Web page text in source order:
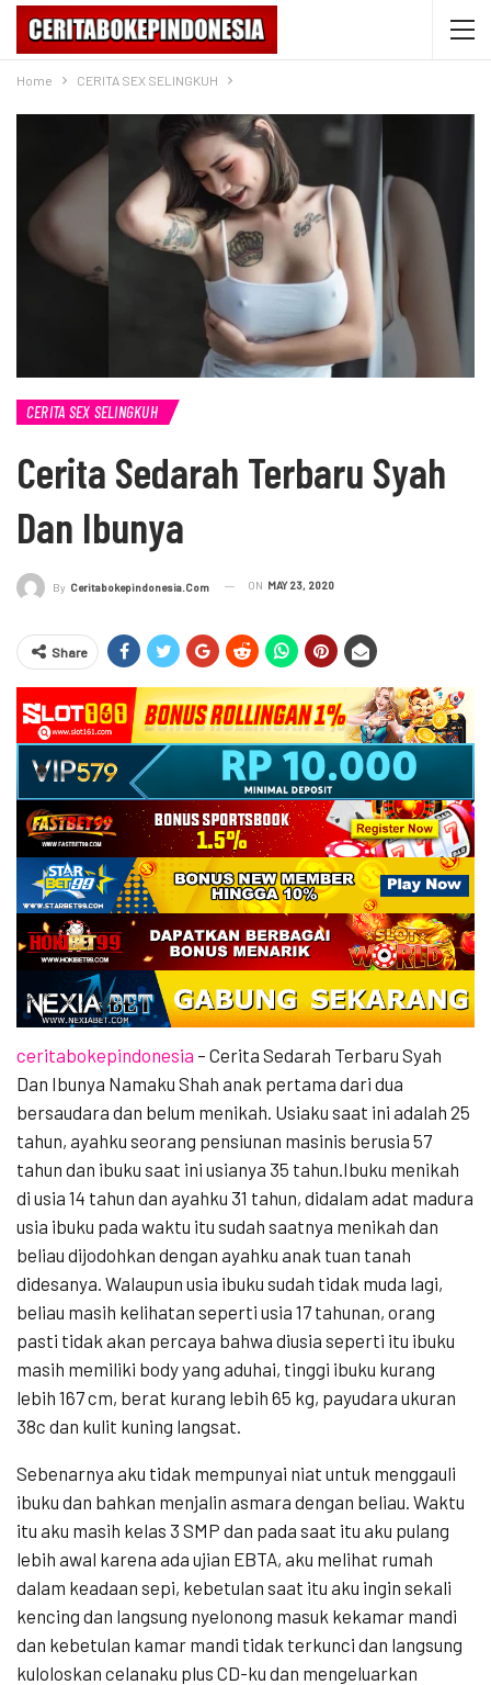
Home CERITA SEX SELINGKUH
CERITA SEX SELINGKUH
Cerita Sedarah Terbaru Syah
Dan Ibunya
By Ceritabokepindonesia.com ON MAY 23, 2020
Share
ceritabokepindonesia – Cerita Sedarah Terbaru Syah
Dan Ibunya Namaku Shah anak pertama dari dua
bersaudara dan belum menikah. Usiaku saat ini adalah 25
tahun, ayahku seorang pensiunan masinis berusia 57
tahun dan ibuku saat ini usianya 35 tahun.Ibuku menikah
di usia 14 tahun dan ayahku 31 tahun, didalam adat madura
usia ibuku pada waktu itu sudah saatnya menikah dan
beliau dijodohkan dengan ayahku anak tuan tanah
didesanya. Walaupun usia ibuku sudah tidak muda lagi,
beliau masih kelihatan seperti usia 17 tahunan, orang
pasti tidak akan percaya bahwa diusia seperti itu ibuku
masih memiliki body yang aduhai, tinggi ibuku kurang
lebih 167 cm, berat kurang lebih 65 kg, payudara ukuran
38c dan kulit kuning langsat.
Sebenarnya aku tidak mempunyai niat untuk menggauli
ibuku dan bahkan menjalin asmara dengan beliau. Waktu
itu aku masih kelas 3 SMP dan pada saat itu aku pulang
lebih awal karena ada ujian EBTA, aku melihat rumah
dalam keadaan sepi, kebetulan saat itu aku ingin sekali
kencing dan langsung nyelonong masuk kekamar mandi
dan kebetulan kamar mandi tidak terkunci dan langsung
kuloloskan celanaku plus CD-ku dan mengeluarkan